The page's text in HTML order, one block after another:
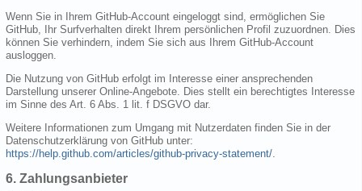
Wenn Sie in Ihrem GitHub-Account eingeloggt sind, ermöglichen Sie
GitHub, Ihr Surfverhalten direkt Ihrem persönlichen Profil zuzuordnen. Dies
können Sie verhindern, indem Sie sich aus Ihrem GitHub-Account
ausloggen.
Die Nutzung von GitHub erfolgt im Interesse einer ansprechenden
Darstellung unserer Online-Angebote. Dies stellt ein berechtigtes Interesse
im Sinne des Art. 6 Abs. 1 lit. f DSGVO dar.
Weitere Informationen zum Umgang mit Nutzerdaten finden Sie in der
Datenschutzerklärung von GitHub unter:
https://help.github.com/articles/github-privacy-statement/
6. Zahlungsanbieter